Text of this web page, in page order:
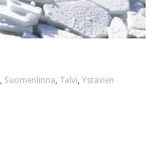
, Suomenlinna, Talvi,Ystävien